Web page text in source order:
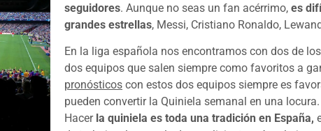
seguidores. Aunque no seas un fan acérrimo, es
grandes estrellas, Messi, Cristiano Ronaldo,
En la liga española nos encontramos con dos de
dos equipos que salen siempre como favoritos a
pronósticos con estos dos equipos siempre es
pueden convertir la Quiniela semanal en una locura.
Hacer la quiniela es toda una tradición en España,